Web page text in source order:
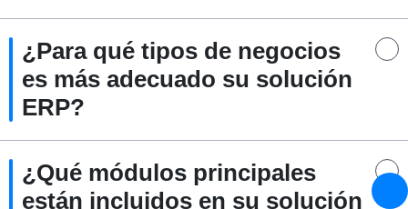
¿Para qué tipos de negocios
es más adecuado su solución
ERP?
¿Qué módulos principales
están incluidos en su solución